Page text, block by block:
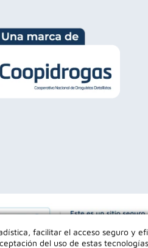
facilitar el acceso seguro y
del uso de estas